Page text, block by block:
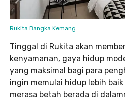
Rukita Bangka Kemang
Tinggal di Rukita akan
kenyamanan, gaya hidup
yang maksimal bagi para
ingin memulai hidup lebih
merasa betah berada di